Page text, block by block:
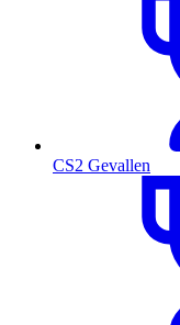
CS2 Gevallen